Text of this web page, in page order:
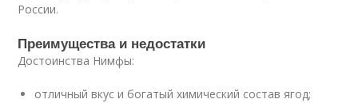
России.
Преимущества и недостатки
Достоинства Нимфы:
отличный вкус и богатый химический состав ягод;